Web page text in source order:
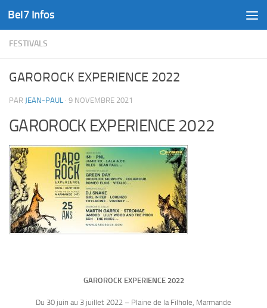
Skip to content
Bel7 Infos
FESTIVALS
GAROROCK EXPERIENCE 2022
PAR JEAN-PAUL · 9 NOVEMBRE 2021
GAROROCK EXPERIENCE 2022
GAROROCK EXPERIENCE 2022
Du 30 juin au 3 juillet 2022 – Plaine de la Filhole, Marmande